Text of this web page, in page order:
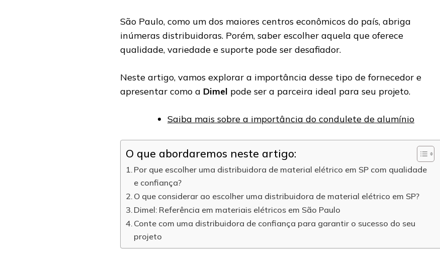
São Paulo, como um dos maiores centros econômicos do país, abriga
inúmeras distribuidoras. Porém, saber escolher aquela que oferece
qualidade, variedade e suporte pode ser desafiador.
Neste artigo, vamos explorar a importância desse tipo de fornecedor e
apresentar como a Dimel pode ser a parceira ideal para seu projeto.
Saiba mais sobre a importância do condulete de alumínio
O que abordaremos neste artigo:
Por que escolher uma distribuidora de material elétrico em SP com qualidade
e confiança?
O que considerar ao escolher uma distribuidora de material elétrico em SP?
Dimel: Referência em materiais elétricos em São Paulo
Conte com uma distribuidora de confiança para garantir o sucesso do seu
projeto